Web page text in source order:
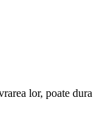
lor, poate dura